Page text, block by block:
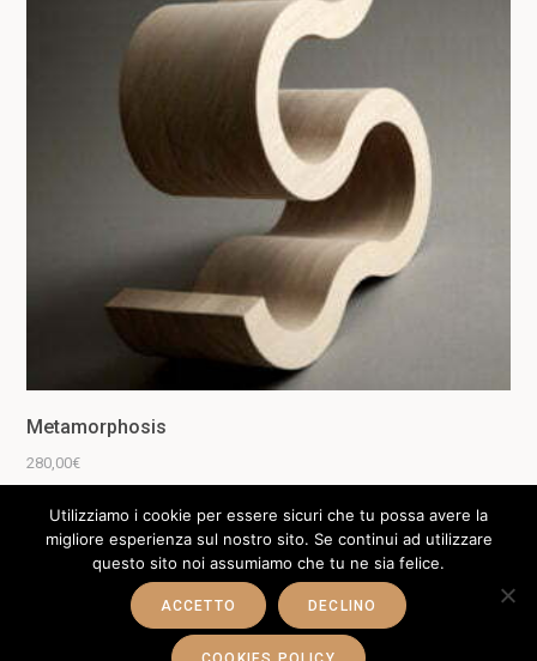
Metamorphosis
280,00€
Utilizziamo i cookie per essere sicuri che tu possa avere la
migliore esperienza sul nostro sito. Se continui ad utilizzare
questo sito noi assumiamo che tu ne sia felice.
ACCETTO DECLINO